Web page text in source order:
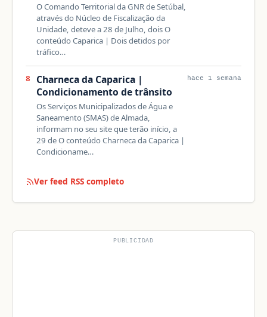
O Comando Territorial da GNR de Setúbal,
através do Núcleo de Fiscalização da
Unidade, deteve a 28 de Julho, dois O
conteúdo Caparica | Dois detidos por
tráfico…
8
Charneca da Caparica |
Condicionamento de trânsito
Os Serviços Municipalizados de Água e
Saneamento (SMAS) de Almada,
informam no seu site que terão início, a
29 de O conteúdo Charneca da Caparica |
Condicioname…
hace 1 semana
Ver feed RSS completo
PUBLICIDAD